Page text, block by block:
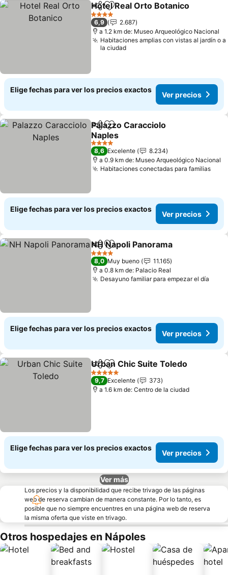
CompartirAgregar a favoritos
Hotel Real Orto Botanico
4 Estrellas
6,9
2.687
a 1.2 km de: Museo Arqueológico Nacional
Habitaciones amplias con vistas al jardín o a
la ciudad
Elige fechas para ver los precios exactos
Ver precios
CompartirAgregar a favoritos
Palazzo Caracciolo
Naples
Ver precios
4 Estrellas
8,6 Excelente
8.234
a 0.9 km de: Museo Arqueológico Nacional
Habitaciones conectadas para familiasVer
Elige fechas para ver los precios exactos
Ver precios
CompartirAgregar a favoritos
NH Napoli Panorama
4 Estrellas
8,0 Muy bueno
11.165
a 0.8 km de: Palacio Real
Desayuno familiar para empezar el día
Elige fechas para ver los precios exactos
Ver precios
CompartirAgregar a favoritos
Urban Chic Suite Toledo
5 Estrellas
9,7 Excelente
373
a 1.6 km de: Centro de la ciudad
Elige fechas para ver los precios exactos
Ver precios
Ver más
Los precios y la disponibilidad que recibe trivago de las páginas
web de reserva cambian de manera constante. Por lo tanto, es
posible que no siempre encuentres en una página web de reserva
la misma oferta que viste en trivago.
Otros hospedajes en Nápoles